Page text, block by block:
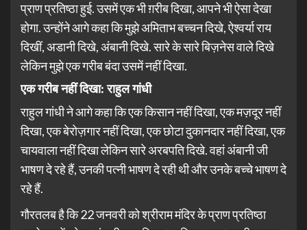
प्राण प्रतिष्ठा हुई. उसमें एक भी ग़रीब दिखा, आपने भी ऐसा देखा
होगा. उन्होंने आगे कहा कि मुझे अमिताभ बच्चन दिखे, ऐश्वर्या राय
दिखीं, अडानी दिखे, अंबानी दिखे. सारे के सारे बिज़नेस वाले दिखे
लेकिन मुझे एक गरीब बंदा उसमें नहीं दिखा.
एक गरीब नहीं दिखा: राहुल गांधी
राहुल गांधी ने आगे कहा कि एक किसान नहीं दिखा, एक मज़दूर नहीं
दिखा, एक बेरोज़गार नहीं दिखा, एक छोटा दुकानदार नहीं दिखा, एक
चायवाला नहीं दिखा लेकिन सारे अरबपति दिखे. वहां अंबानी जी
भाषण दे रहे हैं, उनकी पत्नी भाषण दे रही थी और उनके बच्चे भाषण दे
रहे हैं.
गौरतलब है कि 22 जनवरी को श्रीराम मंदिर के प्राण प्रतिष्ठा